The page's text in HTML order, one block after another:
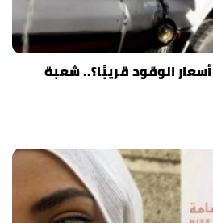
الوقود قريبًا؟.. شعبة